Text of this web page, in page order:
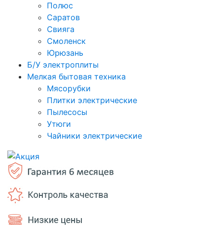
Полюс
Саратов
Свияга
Смоленск
Юрюзань
Б/У электроплиты
Мелкая бытовая техника
Мясорубки
Плитки электрические
Пылесосы
Утюги
Чайники электрические